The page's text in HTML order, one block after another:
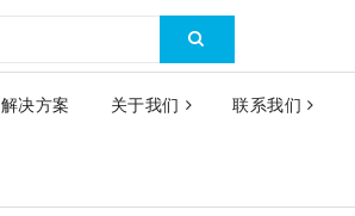
解决方案 关于我们 联系我们